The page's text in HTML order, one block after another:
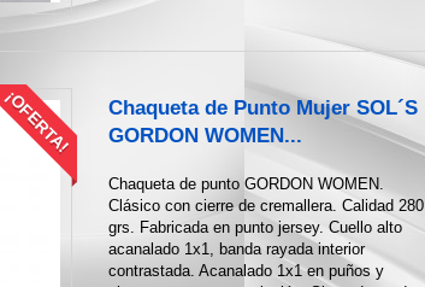
¡OFERTA!
Chaqueta de Punto Mujer SOL´S
GORDON WOMEN...
Chaqueta de punto GORDON WOMEN.
Clásico con cierre de cremallera. Calidad 280
grs. Fabricada en punto jersey. Cuello alto
acanalado 1x1, banda rayada interior
contrastada. Acanalado 1x1 en puños y